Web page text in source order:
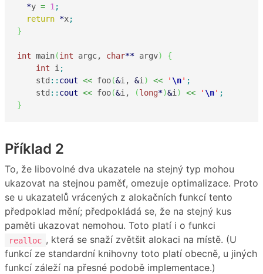
*y = 1;
return *x;
}
int main(int argc, char** argv)
{
int i;
    std
:: cout << foo(&i, &i) << ' \n' ;
    std
:: cout << foo(&i, (long*)&i) << ' \n' ;
}
Příklad 2
To, že libovolné dva ukazatele na stejný typ mohou
ukazovat na stejnou paměť, omezuje optimalizace. Proto
se u ukazatelů vrácených z alokačních funkcí tento
předpoklad mění; předpokládá se, že na stejný kus
paměti ukazovat nemohou. Toto platí i o funkci
realloc , která se snaží zvětšit alokaci na místě. (U
funkcí ze standardní knihovny toto platí obecně, u jiných
funkcí záleží na přesné podobě implementace.)